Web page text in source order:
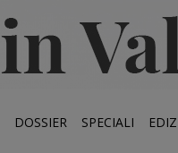
DOSSIER SPECIALI